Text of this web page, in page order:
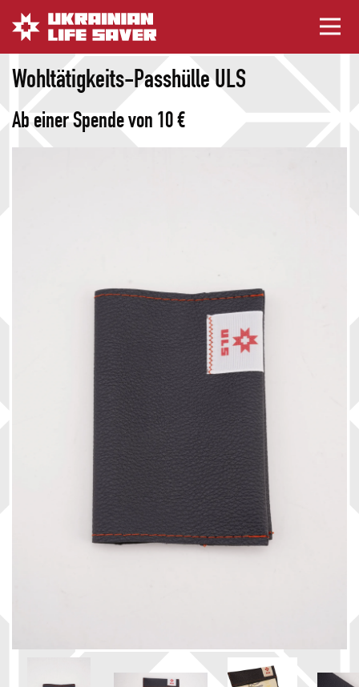
Wohltätigkeits-Passhülle ULS
Ab einer Spende von 10 €